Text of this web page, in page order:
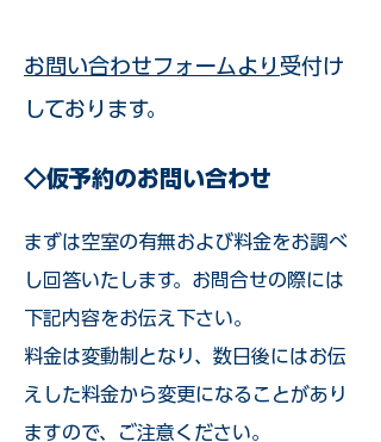
お問い合わせフォームより 受付け
しております。
◇仮予約のお問い合わせ
まずは空室の有無および料金をお調べ
し回答いたします。お問合せの際には
下記内容をお伝え下さい。
料金は変動制となり、数日後にはお伝
えした料金から変更になることがあり
ますので、ご注意ください。